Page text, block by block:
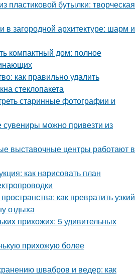
пластиковой бутылки: творческая
в загородной архитектуре: шарм и
компактный дом: полное
как правильно удалить
стеклопакета
старинные фотографии и
сувениры можно привезти из
выставочные центры работают в
как нарисовать план
как превратить узкий
отдыха
прихожих: 5 удивительных
прихожую более
швабров и ведер: как